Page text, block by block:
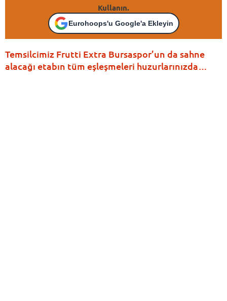
Kullanın.
Eurohoops'u Google'a Ekleyin
Temsilcimiz Frutti Extra Bursaspor’un da sahne
alacağı etabın tüm eşleşmeleri huzurlarınızda…